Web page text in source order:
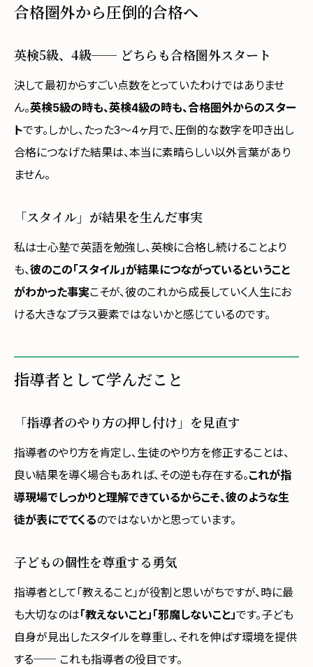
合格圏外から圧倒的合格へ
英検5級、4級── どちらも合格圏外スタート
決して最初からすごい点数をとっていたわけではありませ
ん。英検5級の時も、英検4級の時も、合格圏外からのスター
トです。しかし、たった3〜4ヶ月で、圧倒的な数字を叩き出し
合格につなげた結果は、本当に素晴らしい以外言葉があり
ません。
「スタイル」が結果を生んだ事実
私は士心塾で英語を勉強し、英検に合格し続けることより
も、彼のこの「スタイル」が結果につながっているということ
がわかった事実こそが、彼のこれから成長していく人生にお
ける大きなプラス要素ではないかと感じているのです。
指導者として学んだこと
「指導者のやり方の押し付け」を見直す
指導者のやり方を肯定し、生徒のやり方を修正することは、
良い結果を導く場合もあれば、その逆も存在する。これが指
導現場でしっかりと理解できているからこそ、彼のような生
徒が表にでてくるのではないかと思っています。
子どもの個性を尊重する勇気
指導者として「教えること」が役割と思いがちですが、時に最
も大切なのは「教えないこと」「邪魔しないこと」です。子ども
自身が見出したスタイルを尊重し、それを伸ばす環境を提供
する── これも指導者の役目です。